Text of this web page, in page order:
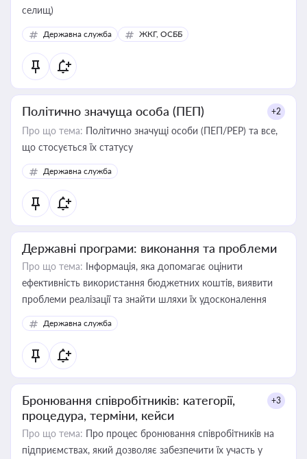
селищ)
Державна служба ЖКГ, ОСББ
Політично значуща особа (ПЕП) +2
Про що тема: Політично значущі особи (ПЕП/PEP) та все,
що стосується їх статусу
Державна служба
Державні програми: виконання та проблеми
Про що тема: Інформація, яка допомагає оцінити
ефективність використання бюджетних коштів, виявити
проблеми реалізації та знайти шляхи їх удосконалення
Державна служба
Бронювання співробітників: категорії,
процедура, терміни, кейси
+3
Про що тема: Про процес бронювання співробітників на
підприємствах, який дозволяє забезпечити їх участь у